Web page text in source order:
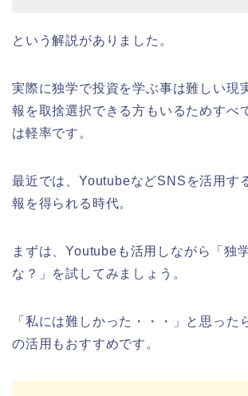
という解説がありました。
実際に独学で投資を学ぶ事は難しい現
報を取捨選択できる方もいるためすべ
は軽率です。
最近では、YoutubeなどSNSを活用す
報を得られる時代。
まずは、Youtubeも活用しながら「独
な？」を試してみましょう。
「私には難しかった・・・」と思った
の活用もおすすめです。